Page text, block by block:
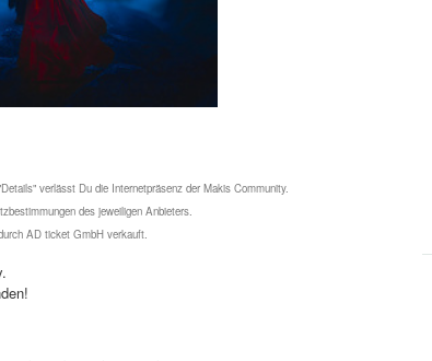
verlässt Du die Internetpräsenz der Makis Community.
des jeweiligen Anbieters.
AD ticket GmbH verkauft.